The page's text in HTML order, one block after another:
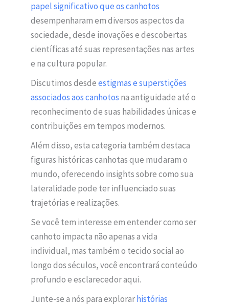
papel significativo que os canhotos
desempenharam em diversos aspectos da
sociedade, desde inovações e descobertas
científicas até suas representações nas artes
e na cultura popular.
Discutimos desdeestigmas e superstições
associados aos canhotos na antiguidade até o
reconhecimento de suas habilidades únicas e
contribuições em tempos modernos.
Além disso, esta categoria também destaca
figuras históricas canhotas que mudaram o
mundo, oferecendo insights sobre como sua
lateralidade pode ter influenciado suas
trajetórias e realizações.
Se você tem interesse em entender como ser
canhoto impacta não apenas a vida
individual, mas também o tecido social ao
longo dos séculos, você encontrará conteúdo
profundo e esclarecedor aqui.
Junte-se a nós para explorarhistórias